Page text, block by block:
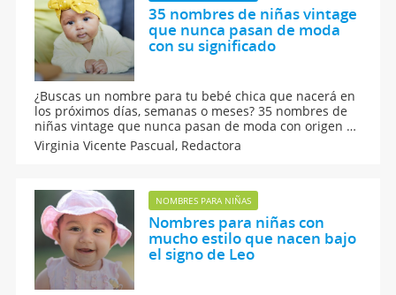
35 nombres de niñas vintage
que nunca pasan de moda
con su significado
¿Buscas un nombre para tu bebé chica que nacerá en
los próximos días, semanas o meses? 35 nombres de
niñas vintage que nunca pasan de moda con origen y
su significado. Una completa guía de nombres para
niñas en la que seguro que se encuentra el de tu
Virginia Vicente Pascual, Redactora
NOMBRES PARA NIÑAS
Nombres para niñas con
mucho estilo que nacen bajo
el signo de Leo